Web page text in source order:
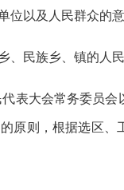
位以及人民群众的
、民族乡、镇的人
表大会常务委员
原则，根据选区